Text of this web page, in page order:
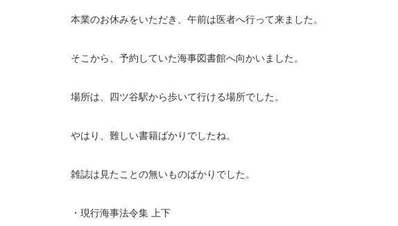
本業のお休みをいただき、午前は医者へ行って来ました。
そこから、予約していた海事図書館へ向かいました。
場所は、四ツ谷駅から歩いて行ける場所でした。
やはり、難しい書籍ばかりでしたね。
雑誌は見たことの無いものばかりでした。
・現行海事法令集 上下